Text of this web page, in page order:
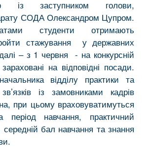
із заступником голови,
СОДА Олександром Цупром.
студенти отримають
стажування у державних
– з 1 червня - на конкурсній
на відповідні посади.
відділу практики та
зв’язків із замовниками кадрів
при цьому враховуватимуться
період навчання, практичний
бал навчання та знання